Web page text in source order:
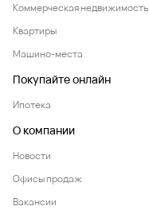
Коммерческая недвижимость
Квартиры
Машино-места
Покупайте онлайн
Ипотека
О компании
Новости
Офисы продаж
Вакансии